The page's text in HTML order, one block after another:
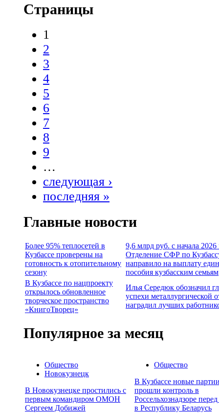
Страницы
1
2
3
4
5
6
7
8
9
…
следующая ›
последняя »
Главные новости
Более 95% теплосетей в
Кузбассе проверены на
готовность к отопительному
сезону
9,6 млрд руб. с начала 2026
Отделение СФР по
направило на выплату
пособия кузбасским семьям
В Кузбассе по нацпроекту
открылось обновленное
творческое пространство
«КнигоТворец»
Илья Середюк обозначил
успехи металлургической
наградил лучших
Популярное за месяц
Общество
Новокузнецк
В Новокузнецке простились с
первым командиром ОМОН
Сергеем Добижей
Общество
В Кузбассе новые
прошли контроль в
Россельхознадзоре
в Республику Беларусь